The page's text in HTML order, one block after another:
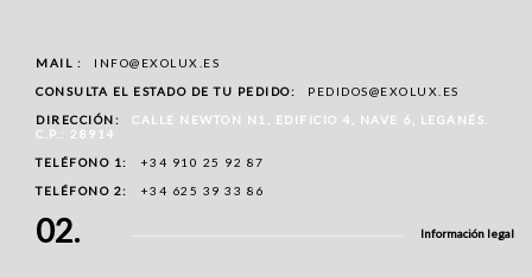
MAIL :
INFO@EXOLUX.ES
CONSULTA EL ESTADO DE TU PEDIDO:
PEDIDOS@EXOLUX.ES
DIRECCIÓN:
CALLE NEWTON N1, EDIFICIO 4, NAVE 6, LEGANÉS.
C.P.: 28914
TELÉFONO 1:
+34 910 25 92 87
TELÉFONO 2:
+34 625 39 33 86
02. Información legal